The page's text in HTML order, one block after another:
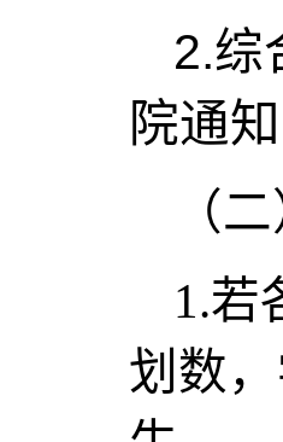
2.综
院通
（
1.若
划数